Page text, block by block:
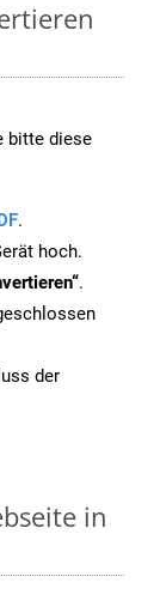
bitte diese
.
hoch.
.
der
in